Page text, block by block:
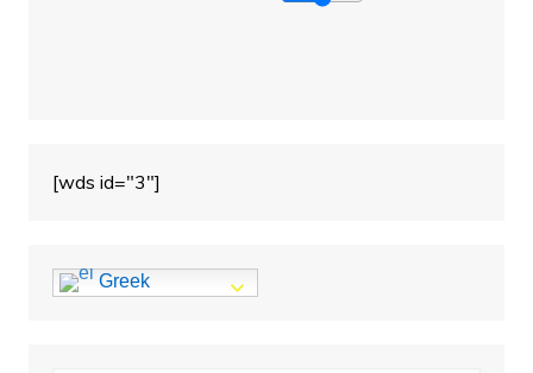
[wds id="3"]
Greek